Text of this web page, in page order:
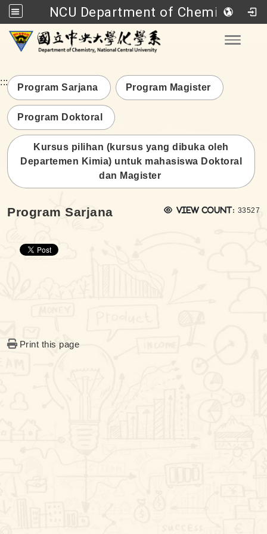
NCU Department of Chemistry
Go to main content
:::
Program Sarjana Program Magister
Program Doktoral
Kursus pilihan (kursus yang dibuka oleh
Departemen Kimia) untuk mahasiswa Doktoral
dan Magister
View count: 瀏覽
33527
Program Sarjana
Print this page